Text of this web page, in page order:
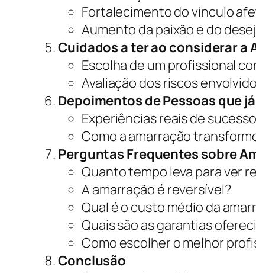
Fortalecimento do vínculo
Aumento da paixão e do
Cuidados a ter ao considerar a
Escolha de um profissional
Avaliação dos riscos
Depoimentos de Pessoas que
Experiências reais de sucesso
Como a amarração
Perguntas Frequentes sobre
Quanto tempo leva para ver
A amarração é reversível?
Qual é o custo médio da
Quais são as garantias
Como escolher o melhor
Conclusão